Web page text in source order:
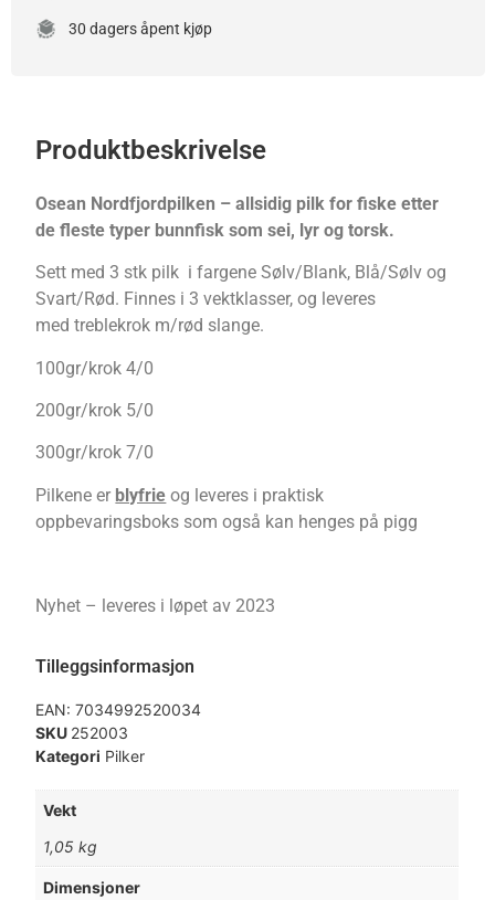
30 dagers åpent kjøp
Produktbeskrivelse
Osean Nordfjordpilken – allsidig pilk for fiske etter
de fleste typer bunnfisk som sei, lyr og torsk.
Sett med 3 stk pilk i fargene Sølv/Blank, Blå/Sølv og
Svart/Rød. Finnes i 3 vektklasser, og leveres
med treblekrok m/rød slange.
100gr/krok 4/0
200gr/krok 5/0
300gr/krok 7/0
Pilkene er blyfrie og leveres i praktisk
oppbevaringsboks som også kan henges på pigg
Nyhet – leveres i løpet av 2023
Tilleggsinformasjon
EAN:7034992520034
SKU 252003
Kategori Pilker
Vekt
1,05 kg
Dimensjoner